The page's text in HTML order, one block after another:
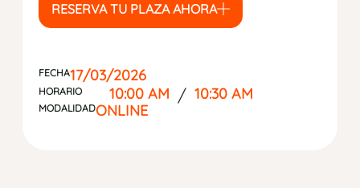
RESERVA TU PLAZA AHORA
FECHA17/03/2026
HORARIO 10:00 AM / 10:30 AM
MODALIDADONLINE